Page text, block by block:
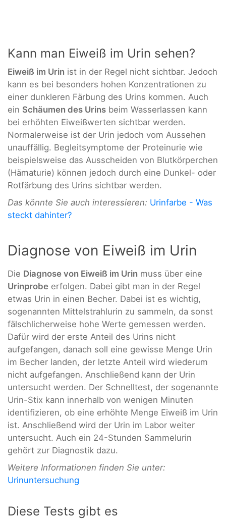
Kann man Eiweiß im Urin sehen?
Eiweiß im Urin ist in der Regel nicht sichtbar. Jedoch
kann es bei besonders hohen Konzentrationen zu
einer dunkleren Färbung des Urins kommen. Auch
ein Schäumen des Urins beim Wasserlassen kann
bei erhöhten Eiweißwerten sichtbar werden.
Normalerweise ist der Urin jedoch vom Aussehen
unauffällig. Begleitsymptome der Proteinurie wie
beispielsweise das Ausscheiden von Blutkörperchen
(Hämaturie) können jedoch durch eine Dunkel- oder
Rotfärbung des Urins sichtbar werden.
Das könnte Sie auch interessieren: Urinfarbe - Was
steckt dahinter?
Diagnose von Eiweiß im Urin
Die Diagnose von Eiweiß im Urin muss über eine
Urinprobe erfolgen. Dabei gibt man in der Regel
etwas Urin in einen Becher. Dabei ist es wichtig,
sogenannten Mittelstrahlurin zu sammeln, da sonst
fälschlicherweise hohe Werte gemessen werden.
Dafür wird der erste Anteil des Urins nicht
aufgefangen, danach soll eine gewisse Menge Urin
im Becher landen, der letzte Anteil wird wiederum
nicht aufgefangen. Anschließend kann der Urin
untersucht werden. Der Schnelltest, der sogenannte
Urin-Stix kann innerhalb von wenigen Minuten
identifizieren, ob eine erhöhte Menge Eiweiß im Urin
ist. Anschließend wird der Urin im Labor weiter
untersucht. Auch ein 24-Stunden Sammelurin
gehört zur Diagnostik dazu.
Weitere Informationen finden Sie unter:
Urinuntersuchung
Diese Tests gibt es